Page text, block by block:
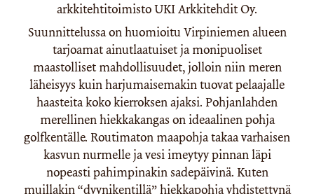
arkkitehtitoimisto UKI Arkkitehdit Oy.
Suunnittelussa on huomioitu Virpiniemen alueen
tarjoamat ainutlaatuiset ja monipuoliset
maastolliset mahdollisuudet, jolloin niin meren
läheisyys kuin harjumaisemakin tuovat pelaajalle
haasteita koko kierroksen ajaksi. Pohjanlahden
merellinen hiekkakangas on ideaalinen pohja
golfkentälle. Routimaton maapohja takaa varhaisen
kasvun nurmelle ja vesi imeytyy pinnan läpi
nopeasti pahimpinakin sadepäivinä. Kuten
muillakin “dyynikentillä” hiekkapohja yhdistettynä